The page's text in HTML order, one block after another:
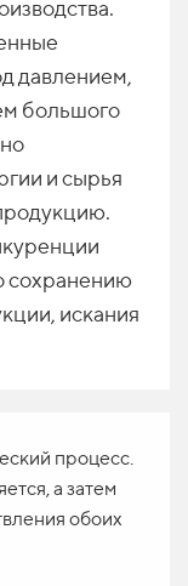
давлением,
большого
и сырья
сохранению
искания
процесс.
а затем
обоих